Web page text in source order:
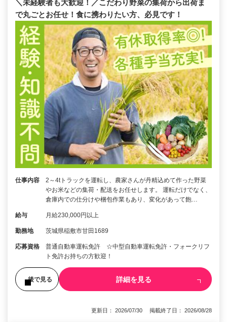
＼未経験者も大歓迎！／こだわり野菜の集荷から出荷ま
で丸ごとお任せ！食に携わりたい方、必見です！
仕事内容
2～4tトラックを運転し、農家さんが丹精込めて作った野菜
やお米などの集荷・配送をお任せします。 運転だけでなく、
倉庫内での仕分けや梱包作業もあり、変化があって飽…
給与 月給230,000円以上
勤務地 茨城県稲敷市甘田1689
応募資格
普通自動車運転免許 ☆中型自動車運転免許・フォークリフ
ト免許お持ちの方歓迎！
後で見る 詳細を見る
更新日： 2026/07/30 掲載終了日： 2026/08/28